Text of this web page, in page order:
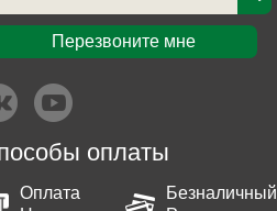
Перезвоните мне
оплаты
Оплата
Безналичный